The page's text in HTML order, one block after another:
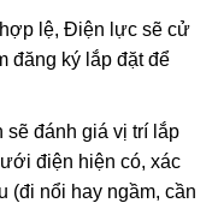
lệ, Điện lực sẽ cử
đăng ký lắp đặt để
sẽ đánh giá vị trí lắp
điện hiện có, xác
(đi nổi hay ngầm, cần